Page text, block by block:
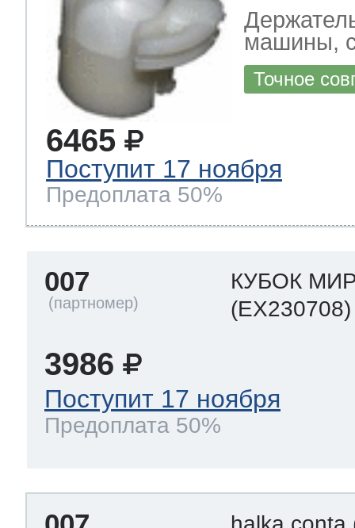
машины,
Точное
6465
Поступит 17 ноября
Предоплата 50%
007
КУБОК
(EX230708)
3986
Поступит 17 ноября
Предоплата 50%